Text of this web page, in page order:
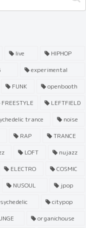
live
HIPHOP
experimental
FUNK
openbooth
FREESTYLE
LEFTFIELD
trance
noise
RAP
TRANCE
LOFT
nujazz
ELECTRO
COSMIC
NUSOUL
jpop
citypop
organichouse